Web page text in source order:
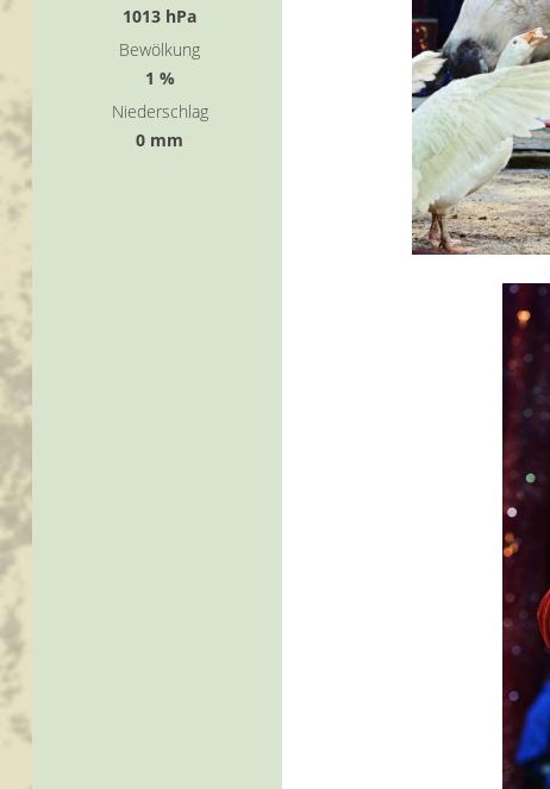
1013 hPa
Bewölkung
1 %
Niederschlag
0 mm